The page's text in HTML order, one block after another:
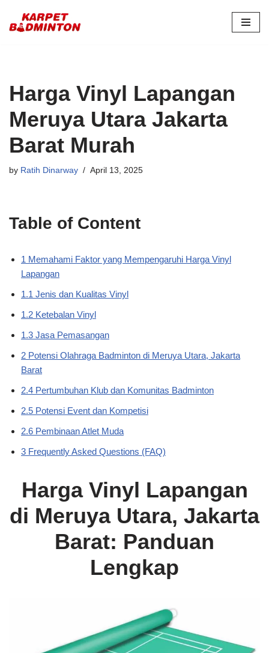
Skip
Harga Vinyl Lapangan
Meruya Utara Jakarta
Barat Murah
by Ratih Dinarway April 13, 2025
Table of Content
1 Memahami Faktor yang Mempengaruhi Harga Vinyl
Lapangan
1.1 Jenis dan Kualitas Vinyl
1.2 Ketebalan Vinyl
1.3 Jasa Pemasangan
2 Potensi Olahraga Badminton di Meruya Utara, Jakarta
Barat
2.4 Pertumbuhan Klub dan Komunitas Badminton
2.5 Potensi Event dan Kompetisi
2.6 Pembinaan Atlet Muda
3 Frequently Asked Questions (FAQ)
Harga Vinyl Lapangan
di Meruya Utara, Jakarta
Barat: Panduan
Lengkap